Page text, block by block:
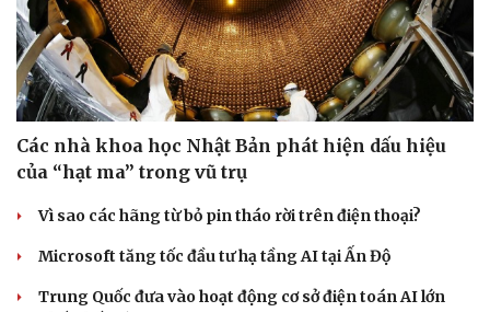
Các nhà khoa học Nhật Bản phát hiện dấu hiệu
của “hạt ma” trong vũ trụ
Vì sao các hãng từ bỏ pin tháo rời trên điện thoại?
Microsoft tăng tốc đầu tư hạ tầng AI tại Ấn Độ
Trung Quốc đưa vào hoạt động cơ sở điện toán AI lớn